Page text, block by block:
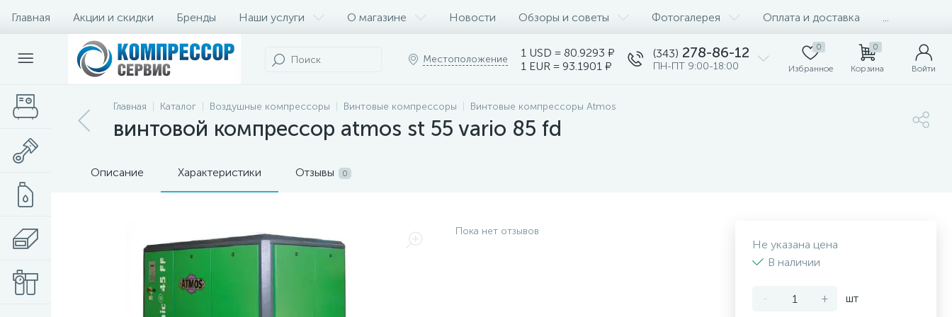
Главная Акции и скидки Бренды Наши услуги О магазине Новости Обзоры и советы Фотогалерея Оплата и доставка
Местоположение
1 USD = 80.9293 ₽
1 EUR = 93.1901 ₽
(343) 278-86-12
ПН-ПТ 9:00-18:00
0
Избранное
0
Корзина Войти
Главная Каталог Воздушные компрессоры Винтовые компрессоры Винтовые компрессоры Atmos
винтовой компрессор atmos st 55 vario 85 fd
Описание Характеристики Отзывы 0
Пока нет отзывов
Не указана цена
В наличии
- + шт